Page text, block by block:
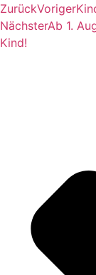
ZurückVoriger
NächsterAb 1.
Kind!